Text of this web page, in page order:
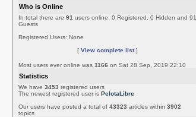
Who is Online
In total there are 91 users online: 0 Registered, 0 Hidden and 91
Guests
Registered Users: None
[ View complete list]
Most users ever online was 1166 on Sat 28 Sep, 2019 22:10
Statistics
We have 3453 registered users
The newest registered user is PelotaLibre
Our users have posted a total of 43323 articles within 3902
topics